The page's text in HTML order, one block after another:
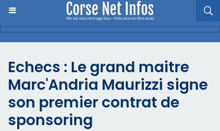
Echecs : Le grand maitre
Marc'Andria Maurizzi signe
son premier contrat de
sponsoring